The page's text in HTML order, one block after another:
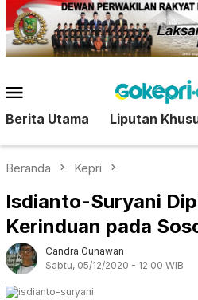
Loncat
ke
konten
Mobile
Berita Utama Liputan
Beranda Kepri
Isdianto-Suryani
Kerinduan pada
Candra Gunawan
Sabtu, 05/12/2020 - 12:00 WIB